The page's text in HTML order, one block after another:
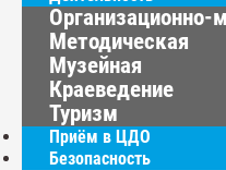
Организационно-
Методическая
Музейная
Краеведение
Туризм
Приём в ЦДО
Безопасность